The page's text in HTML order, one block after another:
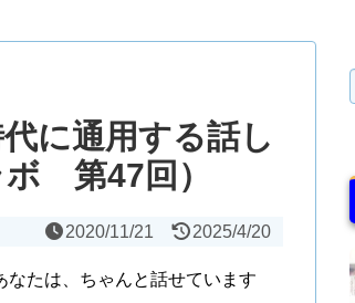
に通用する話し
第47回）
2020/11/21 2025/4/20
なたは、ちゃんと話せています